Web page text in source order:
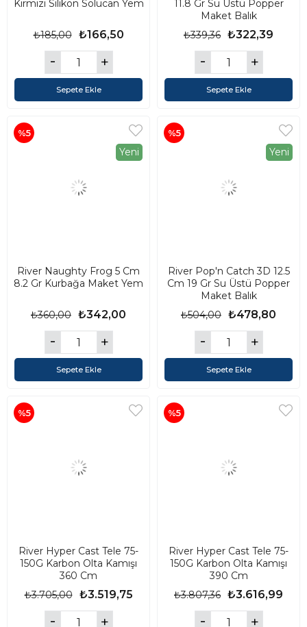
Kırmızı Silikon Solucan Yem
₺166,50
₺185,00
Sepete Ekle
11.8 Gr Su Üstü Popper
Maket Balık
₺322,39
₺339,36
Sepete Ekle
River Naughty Frog 5 Cm
8.2 Gr Kurbağa Maket Yem
₺342,00
₺360,00
Sepete Ekle
%5
Yeni
River Pop'n Catch 3D 12.5
Cm 19 Gr Su Üstü Popper
Maket Balık
₺478,80
₺504,00
Sepete Ekle
%5
Yeni
River Hyper Cast Tele 75-
150G Karbon Olta Kamışı
360 Cm
₺3.519,75
₺3.705,00
%5
River Hyper Cast Tele 75-
150G Karbon Olta Kamışı
390 Cm
₺3.616,99
₺3.807,36
%5